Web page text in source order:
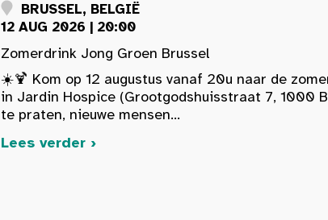
BRUSSEL, BELGIË
12 AUG 2026 | 20:00
Zomerdrink Jong Groen Brussel
☀️🍹 Kom op 12 augustus vanaf 20u naar de
in Jardin Hospice (Grootgodshuisstraat 7, 1000
te praten, nieuwe mensen...
Lees verder ›